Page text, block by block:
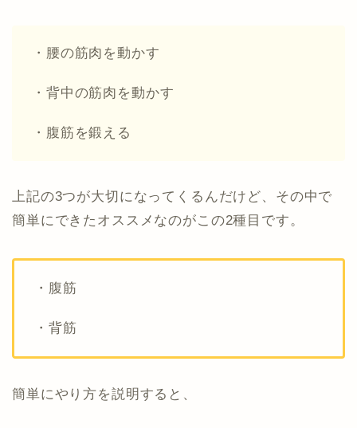
・腰の筋肉を動かす
・背中の筋肉を動かす
・腹筋を鍛える
上記の3つが大切になってくるんだけど、その中で
簡単にできたオススメなのがこの2種目です。
・腹筋
・背筋
簡単にやり方を説明すると、